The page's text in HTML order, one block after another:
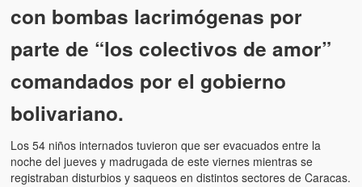
con bombas lacrimógenas por
parte de “los colectivos de amor”
comandados por el gobierno
bolivariano.
Los 54 niños internados tuvieron que ser evacuados entre la
noche del jueves y madrugada de este viernes mientras se
registraban disturbios y saqueos en distintos sectores de Caracas.